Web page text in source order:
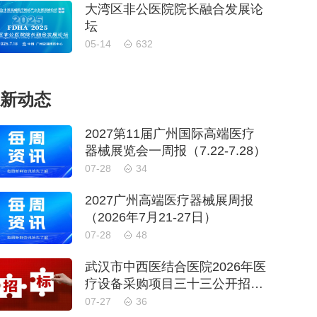
大湾区非公医院院长融合发展论
坛
05-14 632
动态
2027第11届广州国际高端医疗
器械展览会一周报（7.22-7.28）
07-28 34
2027广州高端医疗器械展周报
（2026年7月21-27日）
07-28 48
武汉市中西医结合医院2026年医
疗设备采购项目三十三公开招标
公告
07-27 36